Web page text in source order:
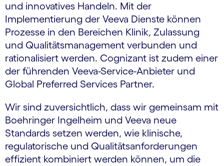
und innovatives Handeln. Mit der
Implementierung der Veeva Dienste können
Prozesse in den Bereichen Klinik, Zulassung
und Qualitätsmanagement verbunden und
rationalisiert werden. Cognizant ist zudem einer
der führenden Veeva-Service-Anbieter und
Global Preferred Services Partner.
Wir sind zuversichtlich, dass wir gemeinsam mit
Boehringer Ingelheim und Veeva neue
Standards setzen werden, wie klinische,
regulatorische und Qualitätsanforderungen
effizient kombiniert werden können, um die